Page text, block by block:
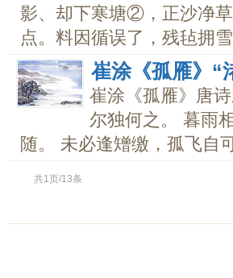
影、却下寒塘②，正沙净
点。料因循误了，残毡拥
崔涂《孤雁》“
崔涂《孤雁》唐
尔独何之。 暮雨
随。 未必逢矰缴，孤飞自
共1页/13条